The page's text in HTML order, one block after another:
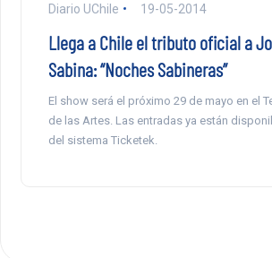
Diario UChile 19-05-2014
Llega a Chile el tributo oficial a
Sabina: “Noches Sabineras”
El show será el próximo 29 de mayo en el
de las Artes. Las entradas ya están
del sistema Ticketek.